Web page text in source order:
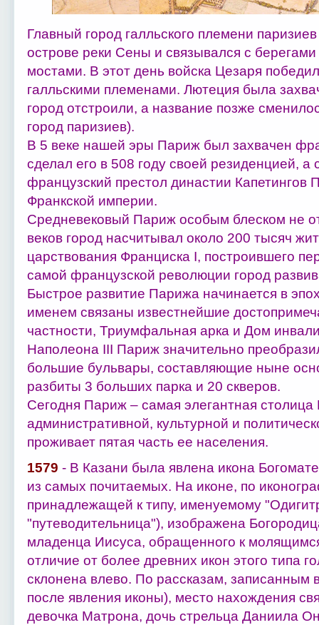
Главный город галльского племени
острове реки Сены и связывался с
мостами. В этот день войска Цезаря
галльскими племенами. Лютеция была
город отстроили, а название позже
город паризиев).
В 5 веке нашей эры Париж был захвачен
сделал его в 508 году своей резиденцией, а
французский престол династии Капетингов
Франкской империи.
Средневековый Париж особым блеском не
веков город насчитывал около 200 тысяч
царствования Франциска I, построившего
самой французской революции город
Быстрое развитие Парижа начинается в
именем связаны известнейшие
частности, Триумфальная арка и Дом
Наполеона III Париж значительно
большие бульвары, составляющие ныне
разбиты 3 больших парка и 20 скверов.
Сегодня Париж – самая элегантная
административной, культурной и
проживает пятая часть ее населения.
1579 - В Казани была явлена икона
из самых почитаемых. На иконе, по
принадлежащей к типу, именуемому
"путеводительница"), изображена
младенца Иисуса, обращенного к
отличие от более древних икон этого типа
склонена влево. По рассказам, записанным
после явления иконы), место нахождения
девочка Матрона, дочь стрельца Даниила